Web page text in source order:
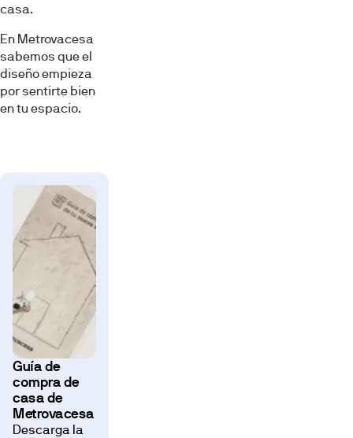
casa.
En Metrovacesa
sabemos que el
diseño empieza
por sentirte bien
en tu espacio.
Guía de
compra de
casa de
Metrovacesa
Descarga la